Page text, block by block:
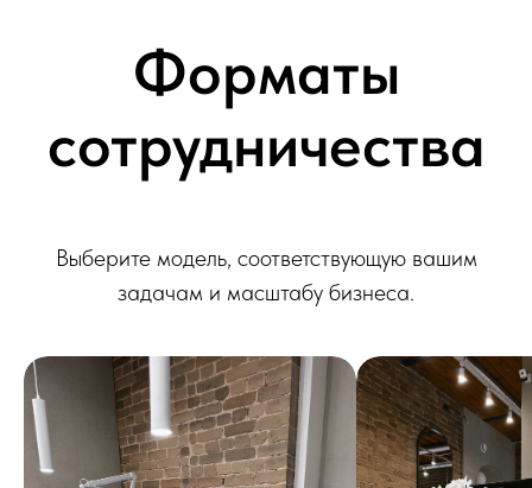
Форматы
сотрудничества
Выберите модель, соответствующую вашим
задачам и масштабу бизнеса.